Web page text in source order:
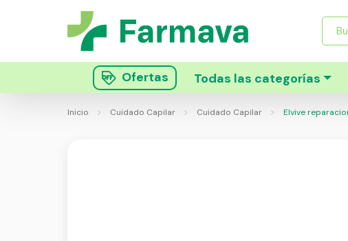
Ofertas Todas las categorías
Inicio Cuidado Capilar Cuidado Capilar Elvive